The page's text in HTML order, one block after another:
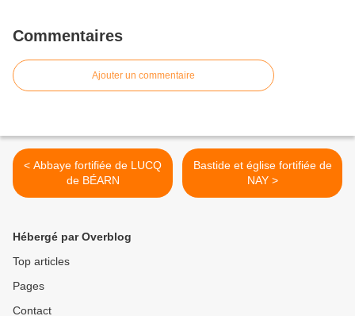
Commentaires
Ajouter un commentaire
< Abbaye fortifiée de LUCQ
de BÉARN
Bastide et église fortifiée de
NAY >
Hébergé par Overblog
Top articles
Pages
Contact